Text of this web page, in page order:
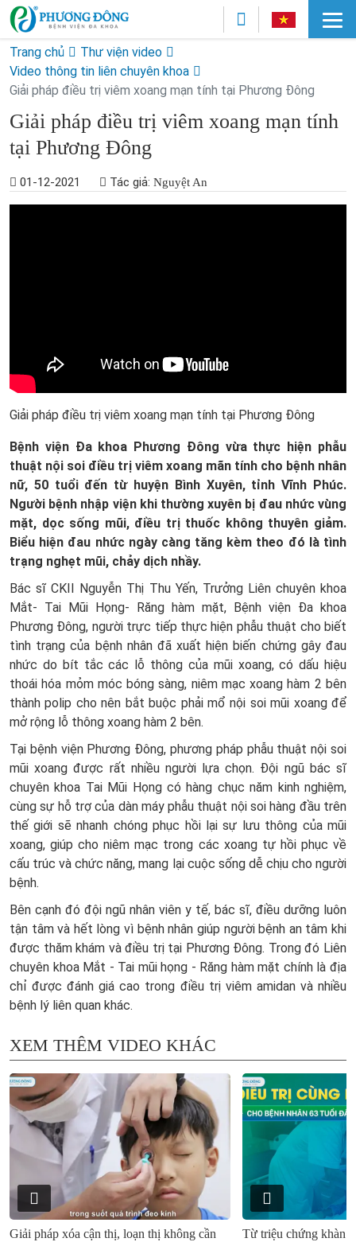
Trang chủ
Thư viện video
Video thông tin liên chuyên khoa
Giải pháp điều trị viêm xoang mạn tính tại Phương Đông
Giải pháp điều trị viêm xoang mạn tính
tại Phương Đông
01-12-2021 Tác giả: Nguyệt An
Giải pháp điều trị viêm xoang mạn tính tại Phương Đông
Bệnh viện Đa khoa Phương Đông vừa thực hiện phẫu
thuật nội soi điều trị viêm xoang mãn tính cho bệnh nhân
nữ, 50 tuổi đến từ huyện Bình Xuyên, tỉnh Vĩnh Phúc.
Người bệnh nhập viện khi thường xuyên bị đau nhức vùng
mặt, dọc sống mũi, điều trị thuốc không thuyên giảm.
Biểu hiện đau nhức ngày càng tăng kèm theo đó là tình
trạng nghẹt mũi, chảy dịch nhầy.
Bác sĩ CKII Nguyễn Thị Thu Yến, Trưởng Liên chuyên khoa
Mắt- Tai Mũi Họng- Răng hàm mặt, Bệnh viện Đa khoa
Phương Đông, người trực tiếp thực hiện phẫu thuật cho biết
tình trạng của bệnh nhân đã xuất hiện biến chứng gây đau
nhức do bít tắc các lỗ thông của mũi xoang, có dấu hiệu
thoái hóa mỏm móc bóng sàng, niêm mạc xoang hàm 2 bên
thành polip cho nên bắt buộc phải mổ nội soi mũi xoang để
mở rộng lỗ thông xoang hàm 2 bên.
Tại bệnh viện Phương Đông, phương pháp phẫu thuật nội soi
mũi xoang được rất nhiều người lựa chọn. Đội ngũ bác sĩ
chuyên khoa Tai Mũi Họng có hàng chục năm kinh nghiệm,
cùng sự hỗ trợ của dàn máy phẫu thuật nội soi hàng đầu trên
thế giới sẽ nhanh chóng phục hồi lại sự lưu thông của mũi
xoang, giúp cho niêm mạc trong các xoang tự hồi phục về
cấu trúc và chức năng, mang lại cuộc sống dễ chịu cho người
bệnh.
Bên cạnh đó đội ngũ nhân viên y tế, bác sĩ, điều dưỡng luôn
tận tâm và hết lòng vì bệnh nhân giúp người bệnh an tâm khi
được thăm khám và điều trị tại Phương Đông. Trong đó Liên
chuyên khoa Mắt - Tai mũi họng - Răng hàm mặt chính là địa
chỉ được đánh giá cao trong điều trị viêm amidan và nhiều
bệnh lý liên quan khác.
XEM THÊM VIDEO KHÁC
Giải pháp xóa cận thị, loạn thị không cần
Từ triệu chứng khàn